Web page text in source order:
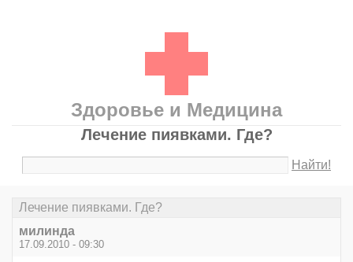
Здоровье и Медицина
Лечение пиявками. Где?
Найти!
Лечение пиявками. Где?
милинда
17.09.2010 - 09:30